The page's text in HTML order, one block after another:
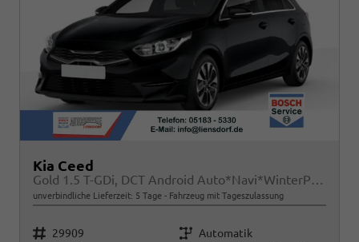
Kia Ceed
Gold 1.5 T-GDi, DCT Android Auto*Navi*WinterPak*Klimaauto*16"*Kamera*PrivacyGlas*
unverbindliche Lieferzeit: 5 Tage Fahrzeug mit Tageszulassung
Fahrzeugnr. 29909 Getriebe Automatik